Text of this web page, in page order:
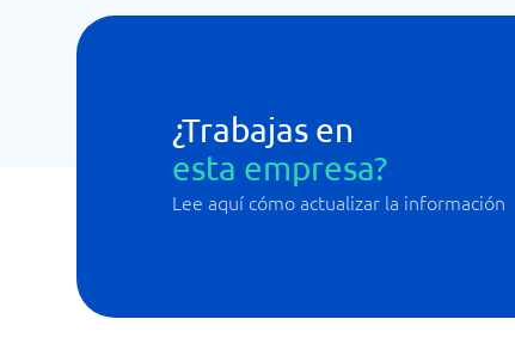
¿Trabajas en
esta empresa?
Lee aquí cómo actualizar la información